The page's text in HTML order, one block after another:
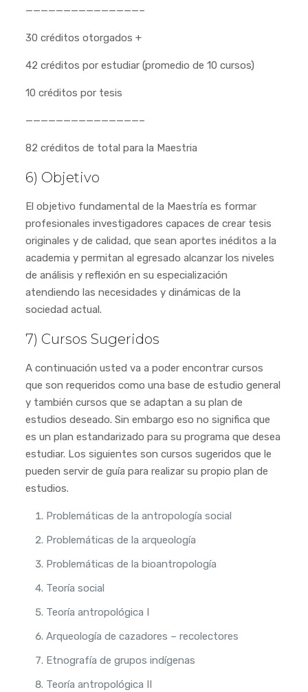
———————————————–
30 créditos otorgados +
42 créditos por estudiar (promedio de 10 cursos)
10 créditos por tesis
———————————————–
82 créditos de total para la Maestria
6) Objetivo
El objetivo fundamental de la Maestría es formar
profesionales investigadores capaces de crear tesis
originales y de calidad, que sean aportes inéditos a la
academia y permitan al egresado alcanzar los niveles
de análisis y reflexión en su especialización
atendiendo las necesidades y dinámicas de la
sociedad actual.
7) Cursos Sugeridos
A continuación usted va a poder encontrar cursos
que son requeridos como una base de estudio general
y también cursos que se adaptan a su plan de
estudios deseado. Sin embargo eso no significa que
es un plan estandarizado para su programa que desea
estudiar. Los siguientes son cursos sugeridos que le
pueden servir de guía para realizar su propio plan de
estudios.
Problemáticas de la antropología social
Problemáticas de la arqueología
Problemáticas de la bioantropología
Teoría social
Teoría antropológica I
Arqueología de cazadores – recolectores
Etnografía de grupos indígenas
Teoría antropológica II